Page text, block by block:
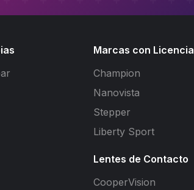
Marcas con Licencia
Champion
Nanovista
Stepper
Liberty Sport
Lentes de Contacto
CooperVision